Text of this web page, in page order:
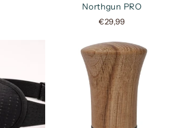
Northgun PRO
€29,99